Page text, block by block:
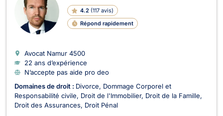
4.2 (117 avis)
Répond rapidement
Avocat Namur 4500
22 ans d’expérience
N’accepte pas aide pro deo
Domaines de droit : Divorce
Dommage Corporel et
Responsabilité civile
Droit de l'Immobilier Droit de la Famille
Droit des Assurances Droit Pénal